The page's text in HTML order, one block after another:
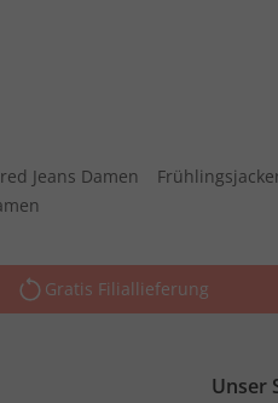
Jeans Damen
Gratis Filiallieferung
Unser